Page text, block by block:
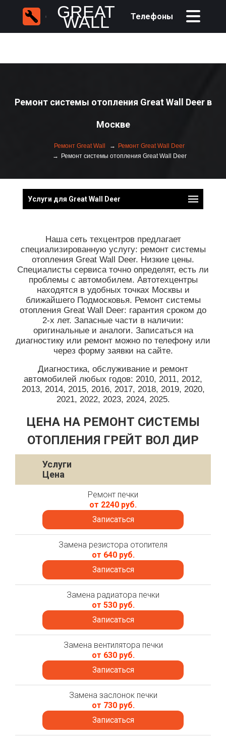
GREAT
WALL Телефоны
Ремонт системы отопления Great Wall Deer в
Москве
Ремонт Great Wall
Ремонт Great Wall Deer
Ремонт системы отопления Great Wall Deer
Услуги для Great Wall Deer
Наша сеть техцентров предлагает
специализированную услугу: ремонт системы
отопления Great Wall Deer. Низкие цены.
Специалисты сервиса точно определят, есть ли
проблемы с автомобилем. Автотехцентры
находятся в удобных точках Москвы и
ближайшего Подмосковья. Ремонт системы
отопления Great Wall Deer: гарантия сроком до
2-х лет. Запасные части в наличии:
оригинальные и аналоги. Записаться на
диагностику или ремонт можно по телефону или
через форму заявки на сайте.
Диагностика, обслуживание и ремонт
автомобилей любых годов: 2010, 2011, 2012,
2013, 2014, 2015, 2016, 2017, 2018, 2019, 2020,
2021, 2022, 2023, 2024, 2025.
ЦЕНА НА РЕМОНТ СИСТЕМЫ
ОТОПЛЕНИЯ ГРЕЙТ ВОЛ ДИР
Услуги
Цена
Ремонт печки
от 2240 руб.
Записаться
Замена резистора отопителя
от 640 руб.
Записаться
Замена радиатора печки
от 530 руб.
Записаться
Замена вентилятора печки
от 630 руб.
Записаться
Замена заслонок печки
от 730 руб.
Записаться